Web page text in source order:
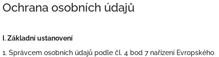
Ochrana osobních údajů
I.Základní ustanovení
1. Správcem osobních údajů podle čl. 4 bod 7 nařízení Evropského